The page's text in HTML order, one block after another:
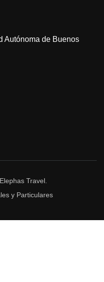
Autónoma de Buenos
Elephas Travel.
y Particulares